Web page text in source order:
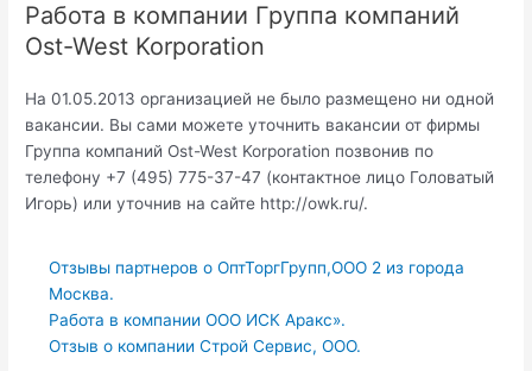
Работа в компании Группа компаний
Ost-West Korporation
На 01.05.2013 организацией не было размещено ни одной
вакансии. Вы сами можете уточнить вакансии от фирмы
Группа компаний Ost-West Korporation позвонив по
телефону +7 (495) 775-37-47 (контактное лицо Головатый
Игорь) или уточнив на сайте http://owk.ru/.
Отзывы партнеров о ОптТоргГрупп,ООО 2 из города
Москва.
Работа в компании ООО ИСК Аракс».
Отзыв о компании Строй Сервис, ООО.